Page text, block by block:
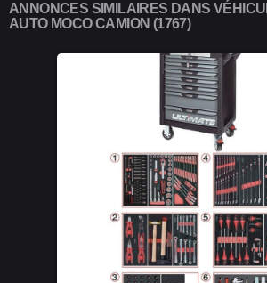
ANNONCES SIMILAIRES DANS
AUTO MOCO CAMION (1767)